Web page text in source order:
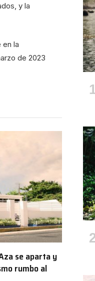
y la
en la
de 2023
se aparta y
rumbo al